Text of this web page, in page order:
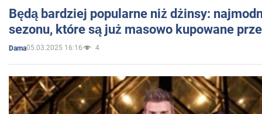
Będą bardziej popularne niż dżinsy:
sezonu, które są już masowo kupowane
Dama05.03.2025 16:16 4